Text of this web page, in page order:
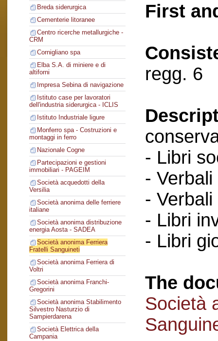
Breda siderurgica
Cementerie litoranee
Centro ricerche metallurgiche -
CRM
Cornigliano spa
Elba S.A. di miniere e di
altiforni
Impresa Sebina di navigazione
Istituto case per lavoratori
dell'industria siderurgica - ICLIS
Istituto Industriale ligure
Monferro spa - Costruzioni e
montaggi in ferro
Nazionale Cogne
Partecipazioni e gestioni
immobiliari - PAGEIM
Società acquedotti della
Versilia
Società anonima delle ferriere
italiane
Società anonima distribuzione
energia Aosta - SADEA
Società anonima Ferriera
Fratelli Sanguineti
Società anonima Ferriera di
Voltri
Società anonima Franchi-
Gregorini
Società anonima Stabilimento
Silvestro Nasturzio di
Sampierdarena
Società Elettrica della
Campania
First
regg. 6
- Libri
-
-
- Libri
- Libri
The
Società